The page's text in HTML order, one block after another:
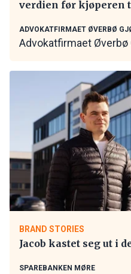
verdien før kjøperen
ADVOKATFIRMAET ØVERBØ
Advokatfirmaet Øverbø
BRAND STORIES
Jacob kastet seg ut i
SPAREBANKEN MØRE